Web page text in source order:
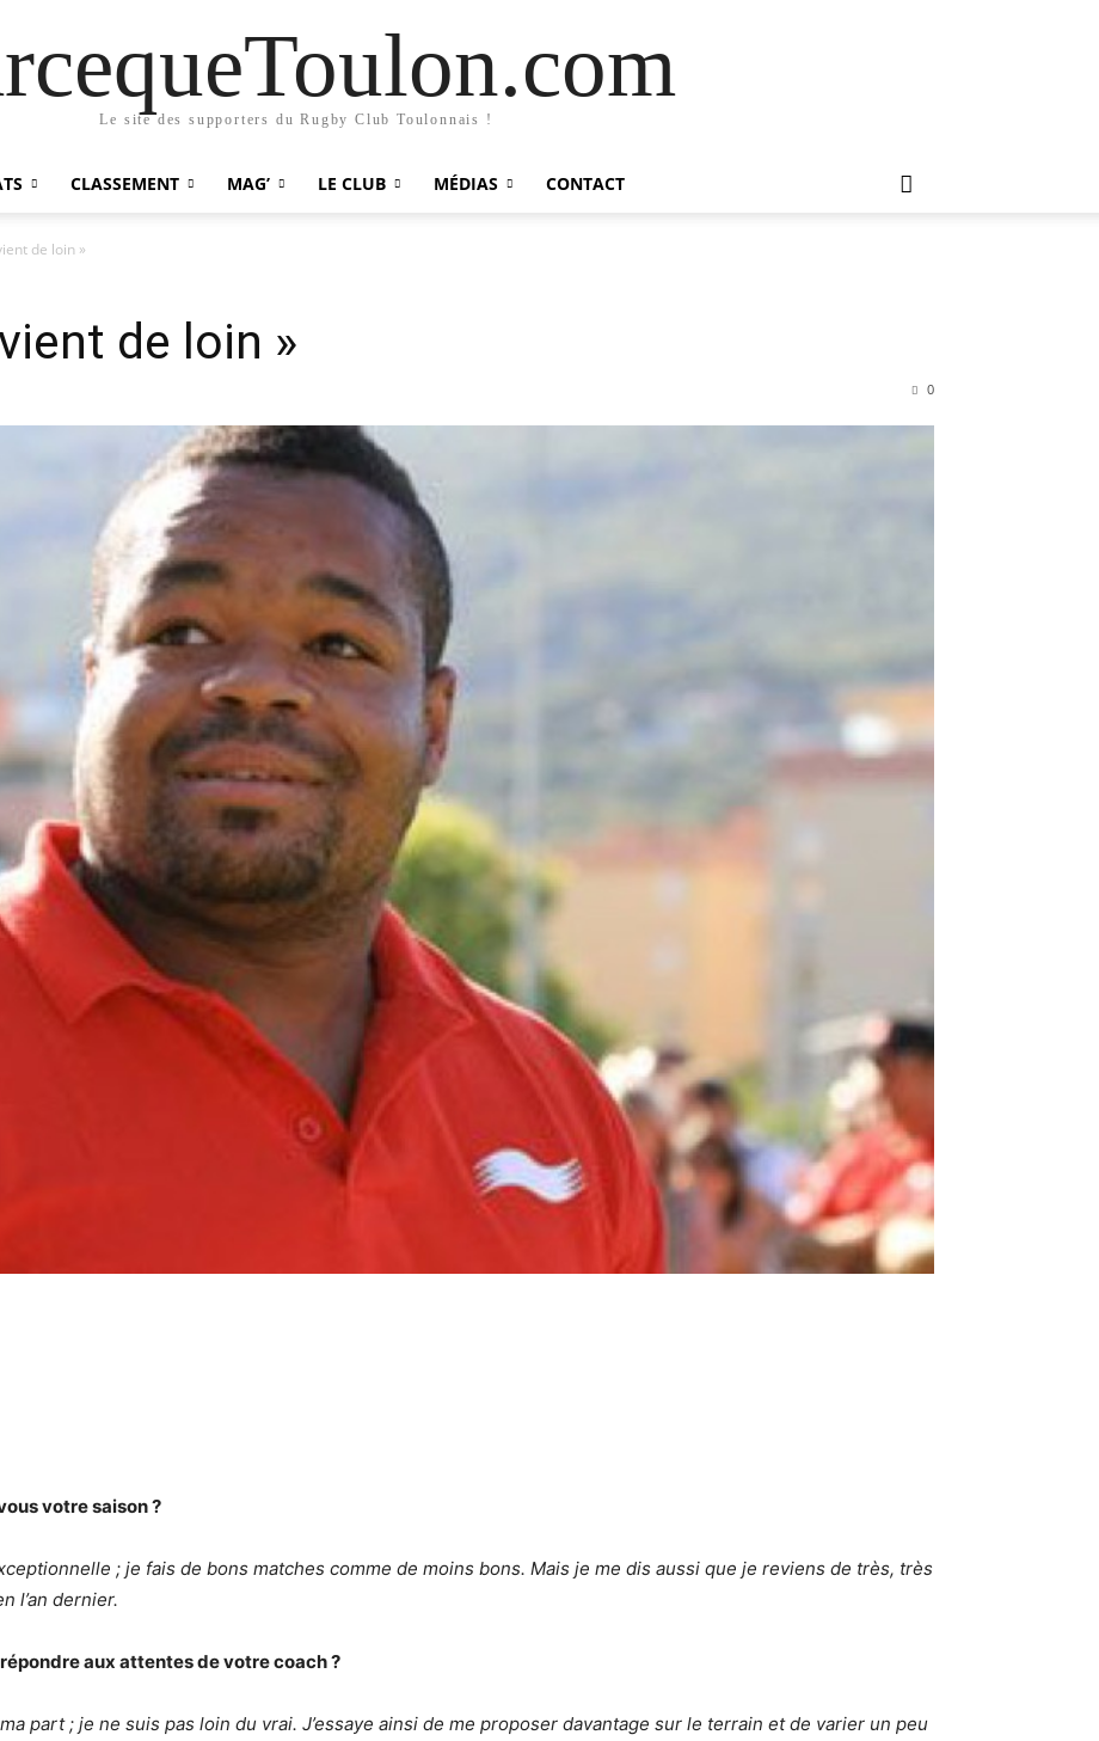
Le site des supporters du Rugby Club Toulonnais !
CLASSEMENT MAG’ LE CLUB MÉDIAS CONTACT
de loin »
de loin »
0
votre saison ?
; je fais de bons matches comme de moins bons. Mais je me dis aussi que je reviens de très, très
l’an dernier.
aux attentes de votre coach ?
part ; je ne suis pas loin du vrai. J’essaye ainsi de me proposer davantage sur le terrain et de varier un peu